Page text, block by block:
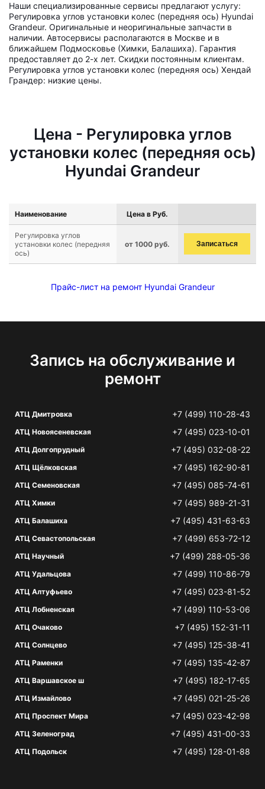
Наши специализированные сервисы предлагают услугу:
Регулировка углов установки колес (передняя ось) Hyundai
Grandeur. Оригинальные и неоригинальные запчасти в
наличии. Автосервисы располагаются в Москве и в
ближайшем Подмосковье (Химки, Балашиха). Гарантия
предоставляет до 2-х лет. Скидки постоянным клиентам.
Регулировка углов установки колес (передняя ось) Хендай
Грандер: низкие цены.
Цена - Регулировка углов
установки колес (передняя ось)
Hyundai Grandeur
Наименование Цена в Руб.
Регулировка углов
установки колес (передняя
ось)
от 1000 руб. Записаться
Прайс-лист на ремонт Hyundai Grandeur
Запись на обслуживание и
ремонт
АТЦ Дмитровка +7 (499) 110-28-43
АТЦ Новоясеневская +7 (495) 023-10-01
АТЦ Долгопрудный +7 (495) 032-08-22
АТЦ Щёлковская +7 (495) 162-90-81
АТЦ Семеновская +7 (495) 085-74-61
АТЦ Химки +7 (495) 989-21-31
АТЦ Балашиха +7 (495) 431-63-63
АТЦ Севастопольская +7 (499) 653-72-12
АТЦ Научный +7 (499) 288-05-36
АТЦ Удальцова +7 (499) 110-86-79
АТЦ Алтуфьево +7 (495) 023-81-52
АТЦ Лобненская +7 (499) 110-53-06
АТЦ Очаково +7 (495) 152-31-11
АТЦ Солнцево +7 (495) 125-38-41
АТЦ Раменки +7 (495) 135-42-87
АТЦ Варшавское ш +7 (495) 182-17-65
АТЦ Измайлово +7 (495) 021-25-26
АТЦ Проспект Мира +7 (495) 023-42-98
АТЦ Зеленоград +7 (495) 431-00-33
АТЦ Подольск +7 (495) 128-01-88